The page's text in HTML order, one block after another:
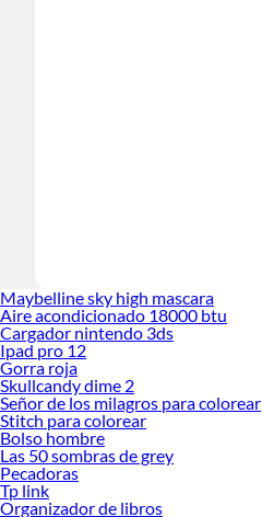
Maybelline sky high mascara
Aire acondicionado 18000 btu
Cargador nintendo 3ds
Ipad pro 12
Gorra roja
Skullcandy dime 2
Señor de los milagros para colorear
Stitch para colorear
Bolso hombre
Las 50 sombras de grey
Pecadoras
Tp link
Organizador de libros